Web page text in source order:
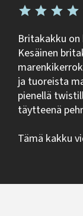
Britakakku
Kesäinen
ja tuoreista
pienellä
täytteenä
Tämä kakku